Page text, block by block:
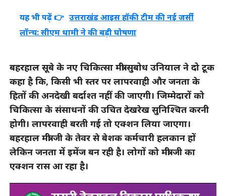
यह भी पढ़ें 👉 उत्तराखंड आइस हॉकी टीम की नई जर्सी
लॉन्च: सीएम धामी ने की बड़ी घोषणा
बहरहाल सूबे के नए चिकित्सा मंत्री सुबोध उनियाल ने दो टूक
कहा है कि, किसी भी स्तर पर लापरवाही और जनता के
हितों की अनदेखी बर्दाश्त नहीं की जाएगी। जिम्मेदारों को
चिकित्सा के संसाधनों की उचित देखरेख सुनिश्चित करनी
होगी। लापरवाही बरती गई तो एक्शन लिया जाएगा।
बहरहाल मंत्री जी के तेवर से बेशक कर्मचारी हलकान हों
लेकिन जनता में इमेंज बन रही है। लोगों को मंत्री जी का
एक्शन रास आ रहा है।